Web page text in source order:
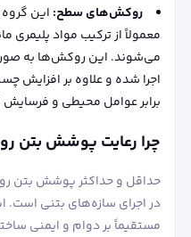
روکش‌های سطح: این
معمولاً از ترکیب مواد پلیمری
می‌شوند. این روکش‌ها به
اجرا شده و علاوه بر
برابر عوامل محیطی و فرسایش
چرا رعایت پوشش بتن
حداقل و حداکثر پوشش بتن
در اجرای سازه‌های بتنی است.
مستقیماً بر دوام و ایمنی